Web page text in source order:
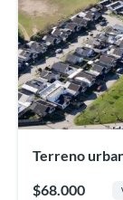
Terreno
$68.000